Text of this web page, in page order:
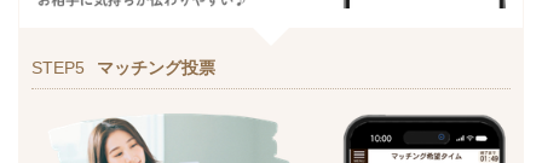
STEP5 マッチング投票